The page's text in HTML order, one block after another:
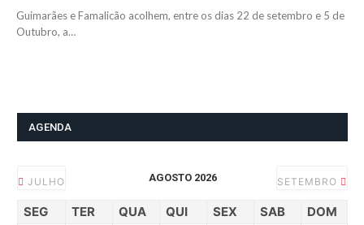
Guimarães e Famalicão acolhem, entre os dias 22 de setembro e 5 de
Outubro, a…
AGENDA
JULHO AGOSTO 2026 SETEMBRO
SEG TER QUA QUI SEX SAB DOM